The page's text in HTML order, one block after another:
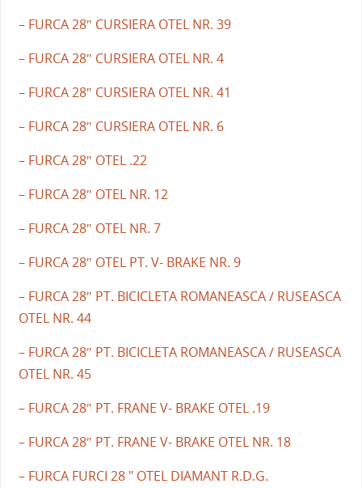
– FURCA 28″ CURSIERA OTEL NR. 39
– FURCA 28″ CURSIERA OTEL NR. 4
– FURCA 28″ CURSIERA OTEL NR. 41
– FURCA 28″ CURSIERA OTEL NR. 6
– FURCA 28″ OTEL .22
– FURCA 28″ OTEL NR. 12
– FURCA 28″ OTEL NR. 7
– FURCA 28″ OTEL PT. V- BRAKE NR. 9
– FURCA 28″ PT. BICICLETA ROMANEASCA / RUSEASCA
OTEL NR. 44
– FURCA 28″ PT. BICICLETA ROMANEASCA / RUSEASCA
OTEL NR. 45
– FURCA 28″ PT. FRANE V- BRAKE OTEL .19
– FURCA 28″ PT. FRANE V- BRAKE OTEL NR. 18
– FURCA FURCI 28 " OTEL DIAMANT R.D.G.